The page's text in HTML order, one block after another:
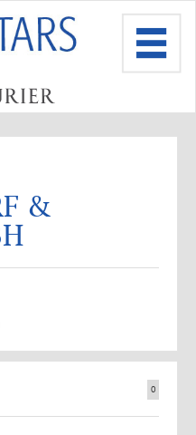
&
0